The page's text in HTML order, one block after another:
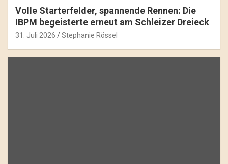
Volle Starterfelder, spannende Rennen: Die
IBPM begeisterte erneut am Schleizer Dreieck
31. Juli 2026 Stephanie Rössel